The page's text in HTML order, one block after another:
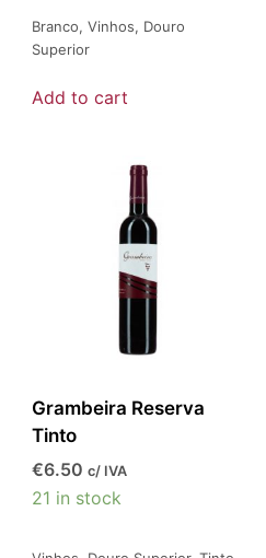
Branco, Vinhos, Douro
Superior
Add to cart
Grambeira Reserva
Tinto
€6.50 c/ IVA
21 in stock